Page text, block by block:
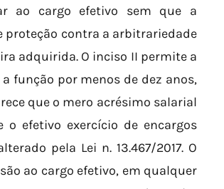
ao cargo efetivo sem que a
proteção contra a arbitrariedade
adquirida. O inciso II permite a
função por menos de dez anos,
que o mero acrésimo salarial
efetivo exercício de encargos
pela Lei n. 13.467/2017. O
ao cargo efetivo, em qualquer